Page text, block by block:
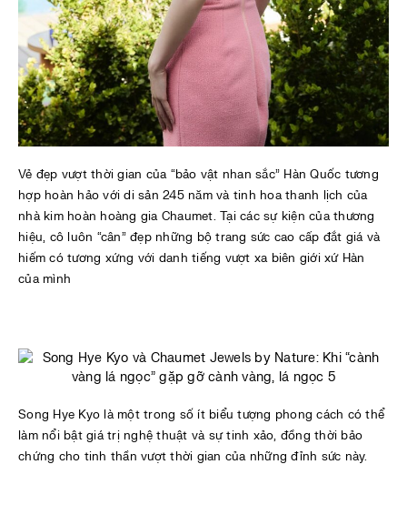
Vẻ đẹp vượt thời gian của “bảo vật nhan sắc” Hàn Quốc tương
hợp hoàn hảo với di sản 245 năm và tinh hoa thanh lịch của
nhà kim hoàn hoàng gia Chaumet. Tại các sự kiện của thương
hiệu, cô luôn “cân” đẹp những bộ trang sức cao cấp đắt giá và
hiếm có tương xứng với danh tiếng vượt xa biên giới xứ Hàn
của mình
Song Hye Kyo là một trong số ít biểu tượng phong cách có thể
làm nổi bật giá trị nghệ thuật và sự tinh xảo, đồng thời bảo
chứng cho tinh thần vượt thời gian của những đỉnh sức này.